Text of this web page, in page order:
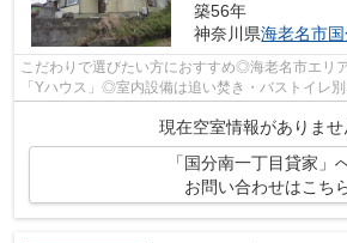
築56年
神奈川県海老名市
こだわりで選びたい方におすすめ◎海老名市エリ
「Yハウス」◎室内設備は追い焚き・バストイレ
現在空室情報がありませ
「国分南一丁目貸家」
お問い合わせはこち